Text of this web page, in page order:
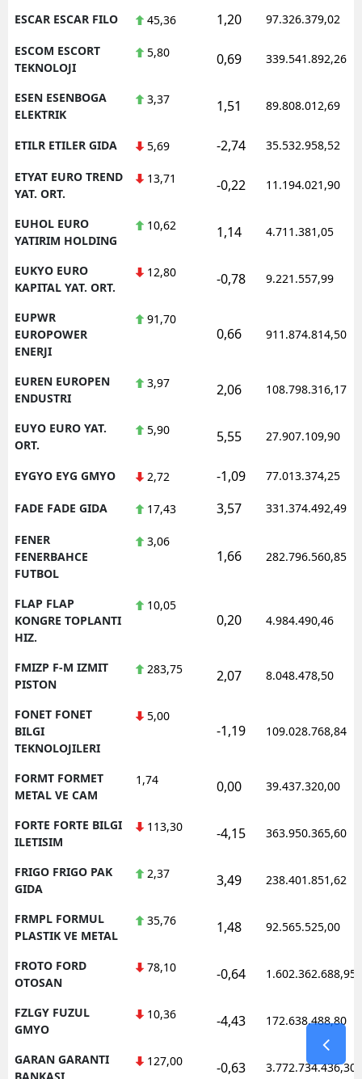
ESCAR ESCAR FILO 45,36 1,20 97.326.379,02
ESCOM ESCORT
TEKNOLOJI
5,80 0,69 339.541.892,26
ESEN ESENBOGA
ELEKTRIK
3,37 1,51 89.808.012,69
ETILR ETILER GIDA 5,69 -2,74 35.532.958,52
ETYAT EURO TREND
YAT. ORT.
13,71 -0,22 11.194.021,90
EUHOL EURO
YATIRIM HOLDING
10,62 1,14 4.711.381,05
EUKYO EURO
KAPITAL YAT. ORT.
12,80 -0,78 9.221.557,99
EUPWR
EUROPOWER
ENERJI
91,70
0,66 911.874.814,50
EUREN EUROPEN
ENDUSTRI
3,97 2,06 108.798.316,17
EUYO EURO YAT.
ORT.
5,90 5,55 27.907.109,90
EYGYO EYG GMYO 2,72 -1,09 77.013.374,25
FADE FADE GIDA 17,43 3,57 331.374.492,49
FENER
FENERBAHCE
FUTBOL
3,06
1,66 282.796.560,85
FLAP FLAP
KONGRE TOPLANTI
HIZ.
10,05
0,20 4.984.490,46
FMIZP F-M IZMIT
PISTON
283,75 2,07 8.048.478,50
FONET FONET
BILGI
TEKNOLOJILERI
5,00
-1,19 109.028.768,84
FORMT FORMET
METAL VE CAM
1,74 0,00 39.437.320,00
FORTE FORTE BILGI
ILETISIM
113,30 -4,15 363.950.365,60
FRIGO FRIGO PAK
GIDA
2,37 3,49 238.401.851,62
FRMPL FORMUL
PLASTIK VE METAL
35,76 1,48 92.565.525,00
FROTO FORD
OTOSAN
78,10 -0,64 1.602.362.688,95
FZLGY FUZUL
GMYO
10,36 -4,43 172.638.488,80
GARAN GARANTI
BANKASI
127,00 -0,63 3.772.734.436,30